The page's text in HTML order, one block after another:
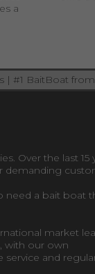
a
| #1 BaitBoat from
Over the last 15
demanding
need a bait boat
market
with our own
service and